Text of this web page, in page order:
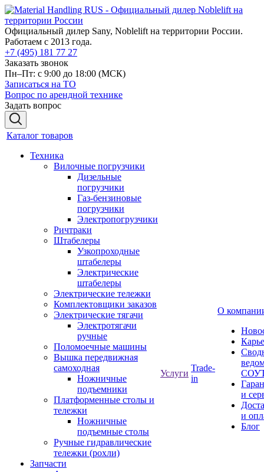
Официальный дилер Sany, Noblelift на территории России.
Работаем с 2013 года.
+7 (495) 181 77 27
Заказать звонок
Пн–Пт: с 9:00 до 18:00 (МСК)
Записаться на ТО
Вопрос по арендной технике
Задать вопрос
Каталог товаров
Техника
Вилочные погрузчики
Дизельные
погрузчики
Газ-бензиновые
погрузчики
Электропогрузчики
Ричтраки
Штабелеры
Узкопроходные
штабелеры
Электрические
штабелеры
Электрические тележки
Комплектовщики заказов
Электрические тягачи
Электротягачи
ручные
Поломоечные машины
Вышка передвижная
самоходная
Ножничные
подъемники
Платформенные столы и
тележки
Ножничные
подъемные столы
Ручные гидравлические
тележки (рохли)
Запчасти
Услуги
Trade-
in
О
и
и
Блог